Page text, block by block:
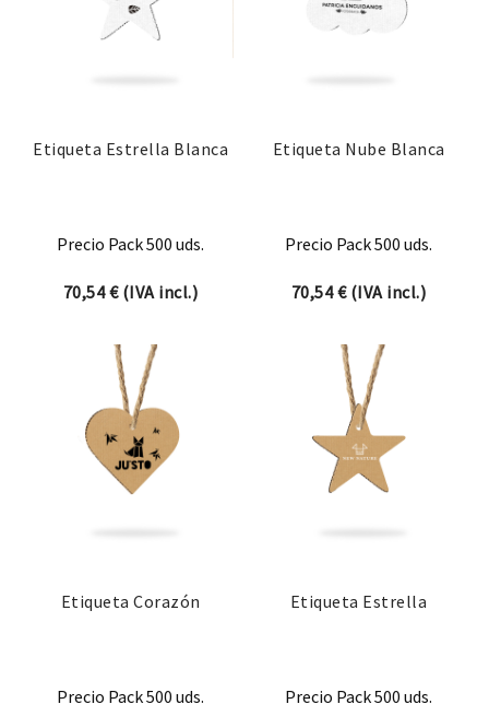
Etiqueta Estrella Blanca
Precio Pack 500 uds.
70,54€(IVA incl.)
Etiqueta Nube Blanca
Precio Pack 500 uds.
70,54€(IVA incl.)
Etiqueta Corazón
Precio Pack 500 uds.
Etiqueta Estrella
Precio Pack 500 uds.